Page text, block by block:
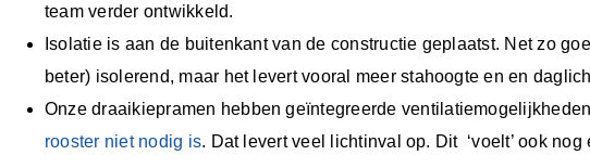
team verder ontwikkeld.
Isolatie is aan de buitenkant van de constructie geplaatst. Net zo
beter) isolerend, maar het levert vooral meer stahoogte en en
Onze draaikiepramen hebben geïntegreerde
rooster niet nodig is. Dat levert veel lichtinval op. Dit ‘voelt’ ook nog